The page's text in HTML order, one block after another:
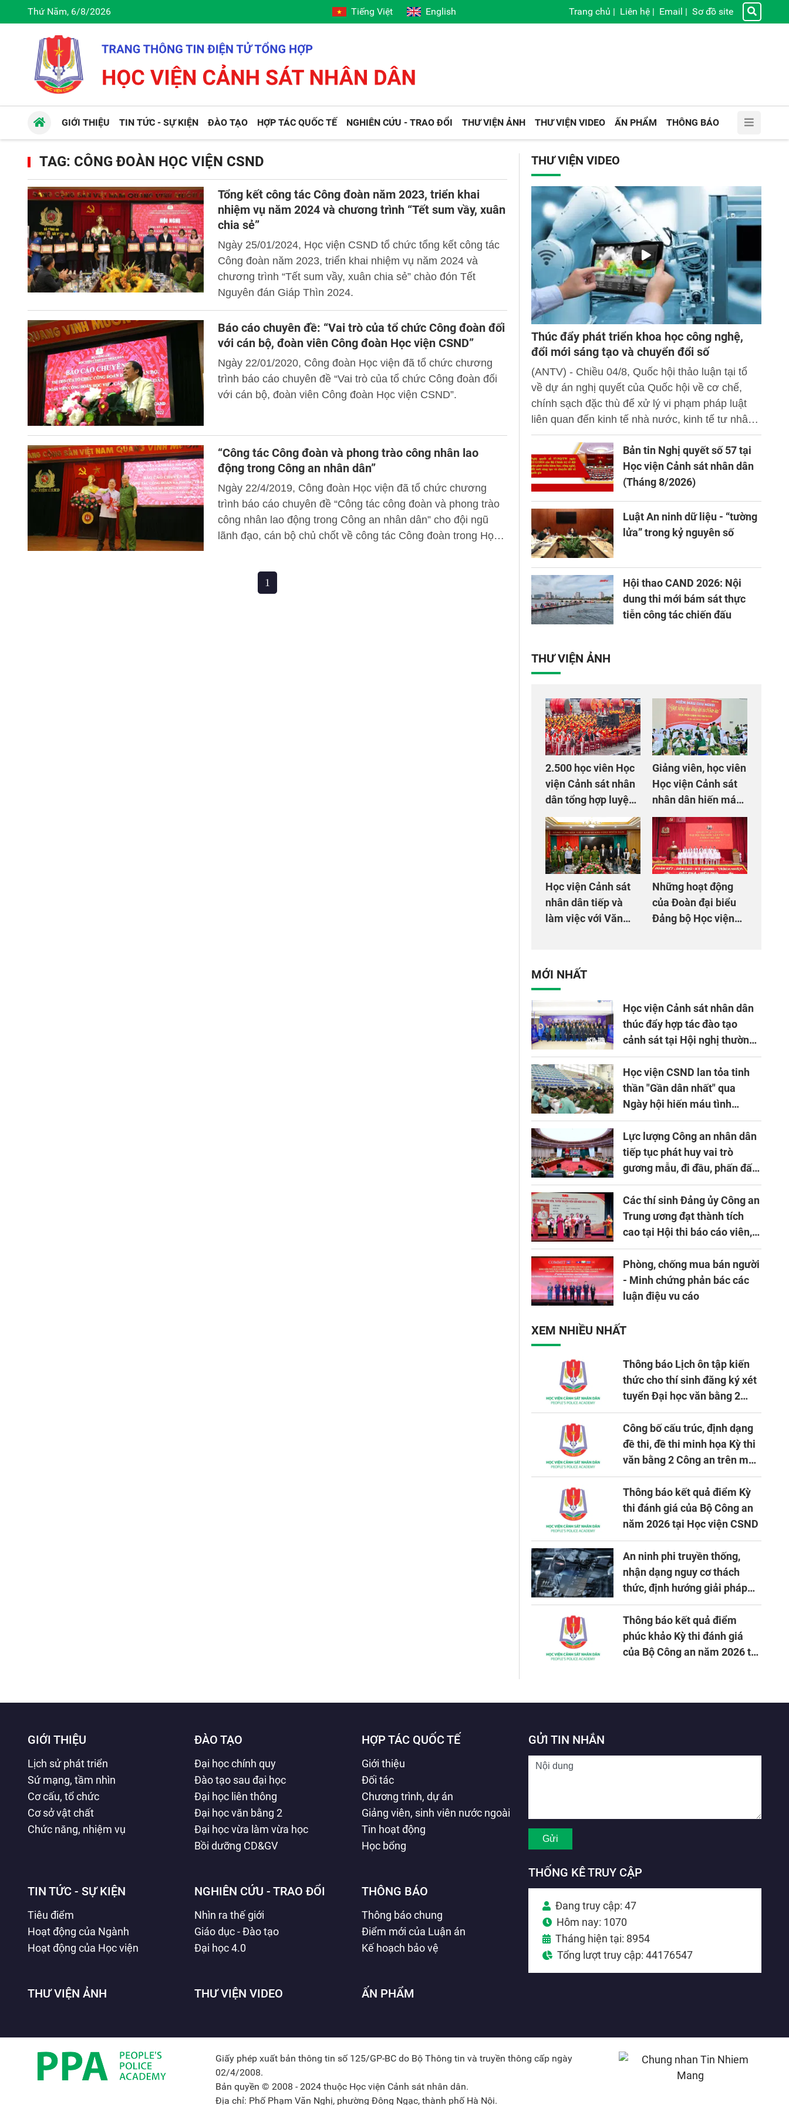
Thứ Năm, 6/8/2026 Tiếng Việt English Trang chủ | Liên hệ | Email | Sơ đồ site
GIỚI THIỆU TIN TỨC - SỰ KIỆN ĐÀO TẠO HỢP TÁC QUỐC TẾ NGHIÊN CỨU - TRAO ĐỔI THƯ VIỆN ẢNH THƯ VIỆN VIDEO ẤN PHẨM THÔNG BÁO
TAG: CÔNG ĐOÀN HỌC VIỆN CSND
Tổng kết công tác Công đoàn năm 2023, triển khai
nhiệm vụ năm 2024 và chương trình “Tết sum vầy, xuân
chia sẻ”
Ngày 25/01/2024, Học viện CSND tổ chức tổng kết công tác
Công đoàn năm 2023, triển khai nhiệm vụ năm 2024 và
chương trình “Tết sum vầy, xuân chia sẻ” chào đón Tết
Nguyên đán Giáp Thìn 2024.
Báo cáo chuyên đề: “Vai trò của tổ chức Công đoàn đối
với cán bộ, đoàn viên Công đoàn Học viện CSND”
Ngày 22/01/2020, Công đoàn Học viện đã tổ chức chương
trình báo cáo chuyên đề “Vai trò của tổ chức Công đoàn đối
với cán bộ, đoàn viên Công đoàn Học viện CSND”.
“Công tác Công đoàn và phong trào công nhân lao
động trong Công an nhân dân”
Ngày 22/4/2019, Công đoàn Học viện đã tổ chức chương
trình báo cáo chuyên đề “Công tác công đoàn và phong trào
công nhân lao động trong Công an nhân dân” cho đội ngũ
lãnh đạo, cán bộ chủ chốt về công tác Công đoàn trong Học
1
THƯ VIỆN VIDEO
Thúc đẩy phát triển khoa học công nghệ,
đổi mới sáng tạo và chuyển đổi số
(ANTV) - Chiều 04/8, Quốc hội thảo luận tại tổ
về dự án nghị quyết của Quốc hội về cơ chế,
chính sạch đặc thù để xử lý vi phạm pháp luật
liên quan đến kinh tế nhà nước, kinh tế tư nhân
và ứng dụng khoa học công nghệ, đổi mới sáng
tạo và chuyển đổi số.Bản tin Nghị quyết số 57 tại
Học viện Cảnh sát nhân dân
(Tháng 8/2026)
Luật An ninh dữ liệu - “tường
lửa” trong kỷ nguyên số
Hội thao CAND 2026: Nội
dung thi mới bám sát thực
tiễn công tác chiến đấu
THƯ VIỆN ẢNH
2.500 học viên Học
viện Cảnh sát nhân
dân tổng hợp luyện
màn Trống hội chào
mừng Đại hội Đảng
Giảng viên, học viên
Học viện Cảnh sát
nhân dân hiến máu
giúp dân và đồng
đội
Học viện Cảnh sát
nhân dân tiếp và
làm việc với Văn
Bản tại Việt Nam
Những hoạt động
của Đoàn đại biểu
Đảng bộ Học viện
- 2030
MỚI NHẤT
Học viện Cảnh sát nhân dân
thúc đẩy hợp tác đào tạo
cảnh sát tại Hội nghị thường
niên lần thứ 10 của Hiệp hội
APTA
Học viện CSND lan tỏa tinh
thần "Gần dân nhất" qua
Ngày hội hiến máu tình
nguyện
Lực lượng Công an nhân dân
tiếp tục phát huy vai trò
gương mẫu, đi đầu, phấn đấu
hoàn thành xuất sắc mọi
nhiệm vụ được giao
Các thí sinh Đảng ủy Công an
Trung ương đạt thành tích
cao tại Hội thi báo cáo viên,
tuyên truyền viên giỏi khu
vực II năm 2026
Phòng, chống mua bán người
- Minh chứng phản bác các
luận điệu vu cáo
XEM NHIỀU NHẤT
Thông báo Lịch ôn tập kiến
thức cho thí sinh đăng ký xét
tuyển Đại học văn bằng 2
tuyển mới, mở tại Học viện
CSND năm học 2026 - 2027
Công bố cấu trúc, định dạng
đề thi, đề thi minh họa Kỳ thi
văn bằng 2 Công an trên máy
tính
Thông báo kết quả điểm Kỳ
thi đánh giá của Bộ Công an
năm 2026 tại Học viện CSND
An ninh phi truyền thống,
nhận dạng nguy cơ thách
thức, định hướng giải pháp
đảm bảo an ninh quốc gia
trong tình hình hiện nay
Thông báo kết quả điểm
phúc khảo Kỳ thi đánh giá
của Bộ Công an năm 2026 tại
GIỚI THIỆU
Lịch sử phát triển
Sứ mạng, tầm nhìn
Cơ cấu, tổ chức
Cơ sở vật chất
Chức năng, nhiệm vụ
ĐÀO TẠO
Đại học chính quy
Đào tạo sau đại học
Đại học liên thông
Đại học văn bằng 2
Đại học vừa làm vừa học
Bồi dưỡng CD&GV
HỢP TÁC QUỐC TẾ
Giới thiệu
Đối tác
Chương trình, dự án
Giảng viên, sinh viên nước ngoài
Tin hoạt động
Học bổng
TIN TỨC - SỰ KIỆN
Tiêu điểm
Hoạt động của Ngành
Hoạt động của Học viện
NGHIÊN CỨU - TRAO ĐỔI
Nhìn ra thế giới
Giáo dục - Đào tạo
Đại học 4.0
THÔNG BÁO
Thông báo chung
Điểm mới của Luận án
Kế hoạch bảo vệ
THƯ VIỆN ẢNH THƯ VIỆN VIDEO ẤN PHẨM
GỬI TIN NHẮN
THỐNG KÊ TRUY CẬP
Đang truy cập: 47
Hôm nay: 1070
Tháng hiện tại: 8954
Tổng lượt truy cập: 44176547
Giấy phép xuất bản thông tin số 125/GP-BC do Bộ Thông tin và truyền thông cấp ngày
02/4/2008.
Bản quyền © 2008 - 2024 thuộc Học viện Cảnh sát nhân dân.
Địa chỉ: Phố Phạm Văn Nghị, phường Đông Ngạc, thành phố Hà Nội.